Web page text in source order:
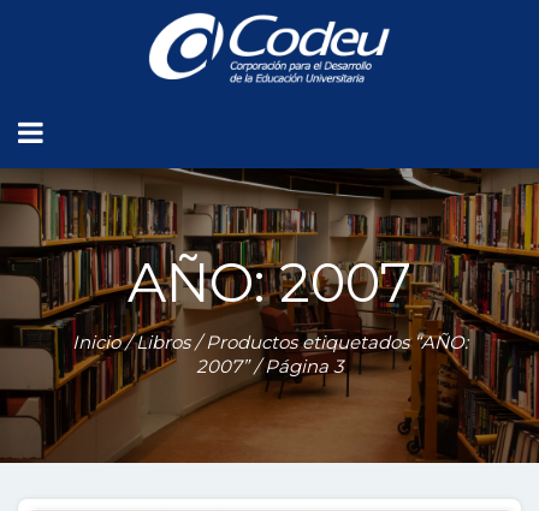
AÑO: 2007
Inicio/Libros/Productos etiquetados “AÑO:
2007”/ Página 3